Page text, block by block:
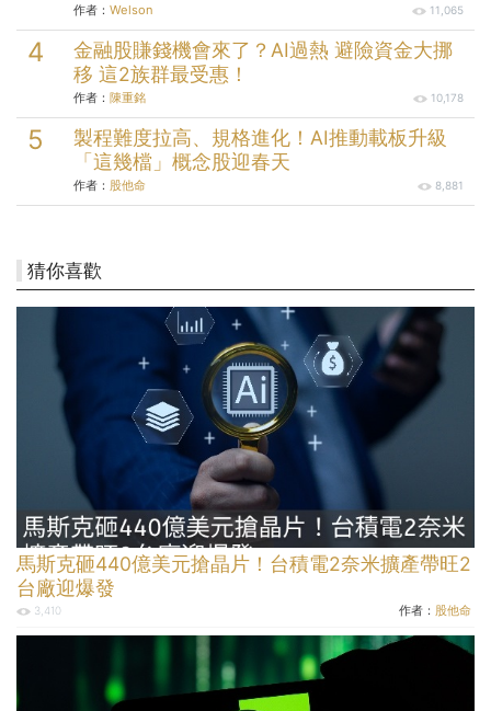
作者： Welson 11,065
金融股賺錢機會來了？AI過熱 避險資金大挪
移 這2族群最受惠！
作者： 陳重銘 10,178
製程難度拉高、規格進化！AI推動載板升級
「這幾檔」概念股迎春天
作者： 股他命 8,881
猜你喜歡
馬斯克砸440億美元搶晶片！台積電2奈米擴產帶旺2
台廠迎爆發
3,410 作者： 股他命